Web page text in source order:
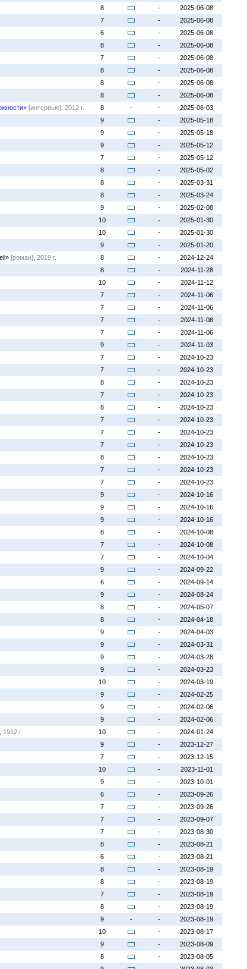
8 -
2025-06-08
7 -
2025-06-08
6 -
2025-06-08
8 -
2025-06-08
7 -
2025-06-08
8 -
2025-06-08
8 -
2025-06-08
8 -
2025-06-08
[интервью] 2012 г. 8 - -
2025-06-03
9 -
2025-05-18
9 -
2025-05-18
9 -
2025-05-12
7 -
2025-05-12
8 -
2025-05-02
8 -
2025-03-31
8 -
2025-03-24
9 -
2025-02-08
10 -
2025-01-30
10 -
2025-01-30
9 -
2025-01-20
[роман] 2019 г. 8 -
2024-12-24
8 -
2024-11-28
10 -
2024-11-12
7 -
2024-11-06
7 -
2024-11-06
7 -
2024-11-06
7 -
2024-11-06
9 -
2024-11-03
7 -
2024-10-23
7 -
2024-10-23
8 -
2024-10-23
7 -
2024-10-23
8 -
2024-10-23
7 -
2024-10-23
7 -
2024-10-23
7 -
2024-10-23
8 -
2024-10-23
7 -
2024-10-23
7 -
2024-10-23
9 -
2024-10-16
9 -
2024-10-16
9 -
2024-10-16
8 -
2024-10-08
7 -
2024-10-08
7 -
2024-10-04
9 -
2024-09-22
6 -
2024-09-14
9 -
2024-08-24
8 -
2024-05-07
8 -
2024-04-18
9 -
2024-04-03
9 -
2024-03-31
9 -
2024-03-28
9 -
2024-03-23
10 -
2024-03-19
9 -
2024-02-25
9 -
2024-02-06
9 -
2024-02-06
1912 г. 10 -
2024-01-24
9 -
2023-12-27
7 -
2023-12-15
10 -
2023-11-01
9 -
2023-10-01
6 -
2023-09-26
7 -
2023-09-26
7 -
2023-09-07
7 -
2023-08-30
8 -
2023-08-21
6 -
2023-08-21
8 -
2023-08-19
8 -
2023-08-19
7 -
2023-08-19
8 -
2023-08-19
9 - -
2023-08-19
10 -
2023-08-17
9 -
2023-08-09
8 -
2023-08-05